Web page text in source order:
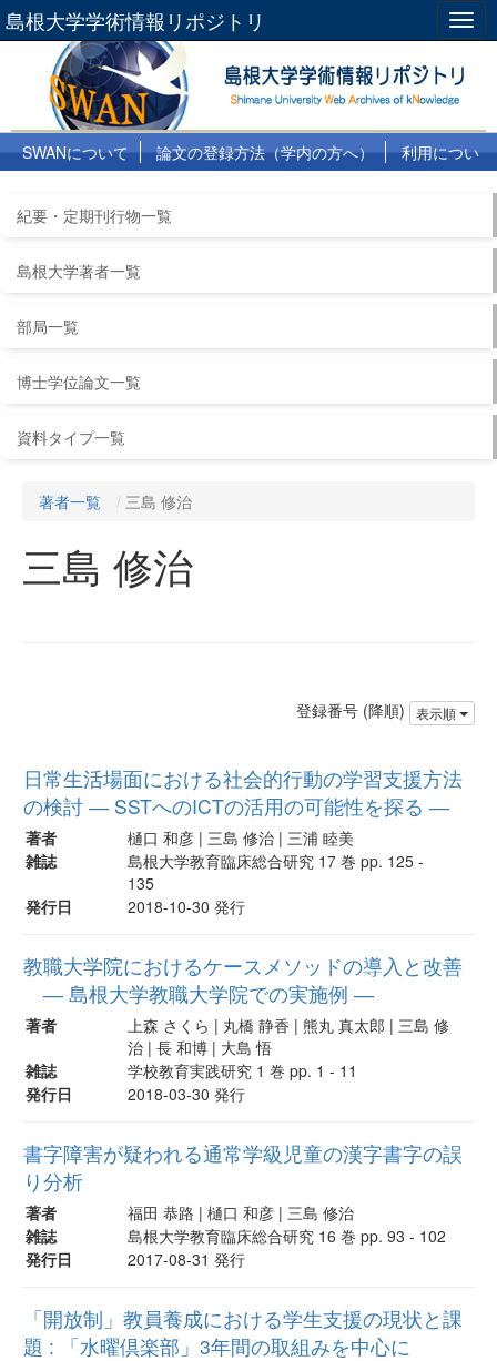
島根大学学術情報リポジトリ
SWANについて 論文の登録方法（学内の方へ）
利用につい
紀要・定期刊行物一覧
島根大学著者一覧
部局一覧
博士学位論文一覧
資料タイプ一覧
著者一覧 三島 修治
三島 修治
登録番号 (降順) 表示順
日常生活場面における社会的行動の学習支援方法
の検討 ― SSTへのICTの活用の可能性を探る ―
著者
樋口 和彦 | 三島 修治 | 三浦 睦美
雑誌
島根大学教育臨床総合研究 17 巻 pp. 125 -
135
発行日
2018-10-30 発行
教職大学院におけるケースメソッドの導入と改善
― 島根大学教職大学院での実施例 ―
著者
上森 さくら | 丸橋 静香 | 熊丸 真太郎 | 三島 修
治 | 長 和博 | 大島 悟
雑誌
学校教育実践研究 1 巻 pp. 1 - 11
発行日
2018-03-30 発行
書字障害が疑われる通常学級児童の漢字書字の誤
り分析
著者
福田 恭路 | 樋口 和彦 | 三島 修治
雑誌
島根大学教育臨床総合研究 16 巻 pp. 93 - 102
発行日
2017-08-31 発行
「開放制」教員養成における学生支援の現状と課
題 : 「水曜倶楽部」3年間の取組みを中心に